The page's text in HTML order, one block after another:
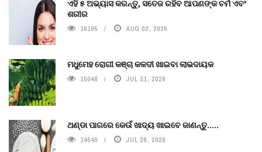
ଏହି ୫ ଅଭ୍ୟାସ କରନ୍ତୁ, ସତେଜ ରହିବ ଆପଣଙ୍କ ଚର୍ମ ଏବଂ
ଶରୀର
16195 AUG 02, 2026
ମଧୁମେହ ରୋଗୀ କଞ୍ଚା କଳଦୀ ଖାଇବା ଲାଭଦାୟକ
15048 JUL 31, 2026
ଥଣ୍ଡା ପାଗରେ କେଉଁ ଖାଦ୍ୟ ଖାଇବେ ଜାଣନ୍ତୁ.....
14540 JUL 28, 2026